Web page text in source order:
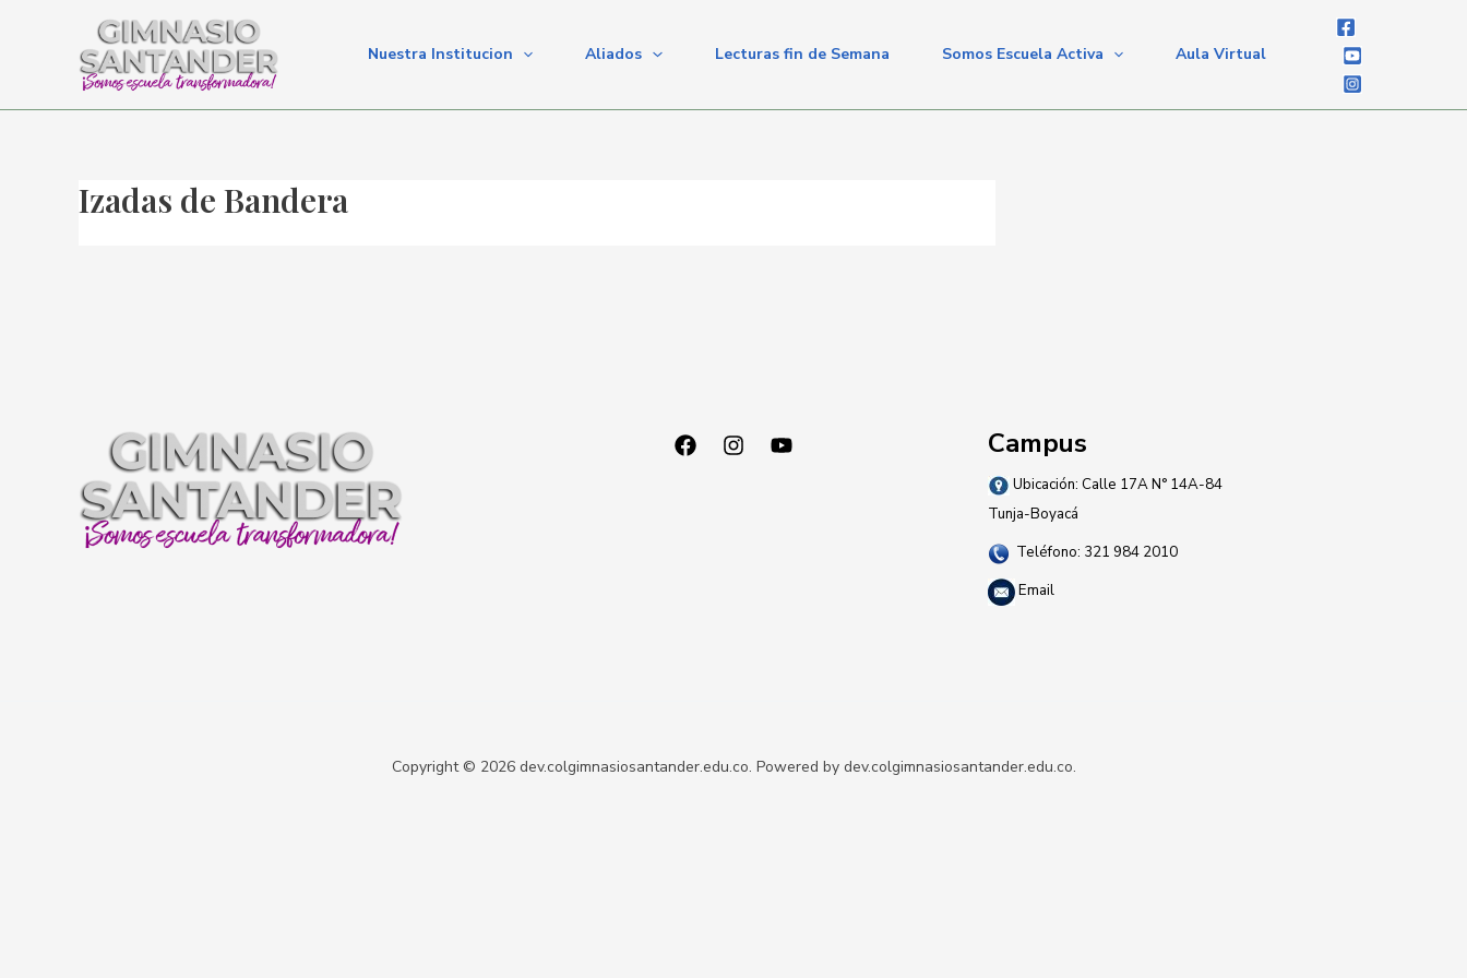
Nuestra Institucion Aliados Lecturas fin de Semana Somos Escuela Activa Aula Virtual
Izadas de Bandera
Campus
Ubicación:Calle 17A N° 14A-84
Tunja-Boyacá
Teléfono: 321 984 2010
Email
Copyright © 2026 dev.colgimnasiosantander.edu.co. Powered by dev.colgimnasiosantander.edu.co.